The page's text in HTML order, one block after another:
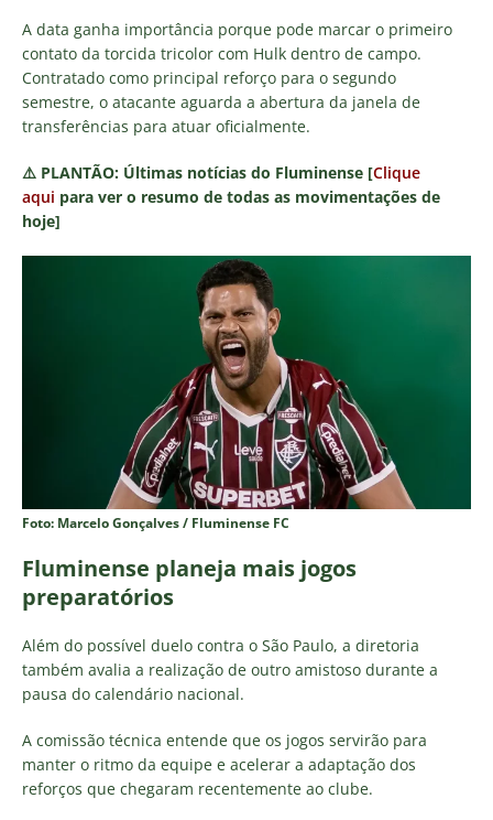
A data ganha importância porque pode marcar o primeiro
contato da torcida tricolor com Hulk dentro de campo.
Contratado como principal reforço para o segundo
semestre, o atacante aguarda a abertura da janela de
transferências para atuar oficialmente.
⚠️ PLANTÃO: Últimas notícias do Fluminense [Clique
aqui para ver o resumo de todas as movimentações de
hoje]
Foto: Marcelo Gonçalves / Fluminense FC
Fluminense planeja mais jogos
preparatórios
Além do possível duelo contra o São Paulo, a diretoria
também avalia a realização de outro amistoso durante a
pausa do calendário nacional.
A comissão técnica entende que os jogos servirão para
manter o ritmo da equipe e acelerar a adaptação dos
reforços que chegaram recentemente ao clube.